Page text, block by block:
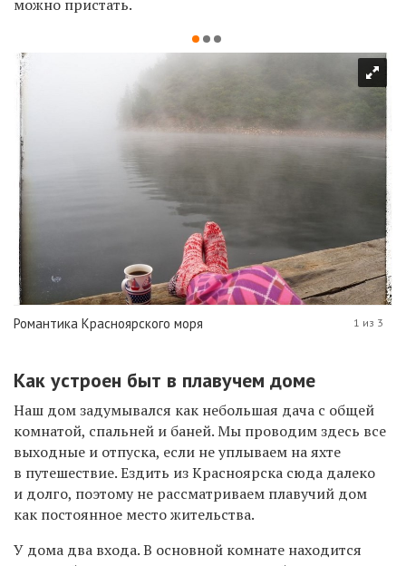
можно пристать.
Романтика Красноярского моря 1 из 3
Как устроен быт в плавучем доме
Наш дом задумывался как небольшая дача с общей
комнатой, спальней и баней. Мы проводим здесь все
выходные и отпуска, если не уплываем на яхте
в путешествие. Ездить из Красноярска сюда далеко
и долго, поэтому не рассматриваем плавучий дом
как постоянное место жительства.
У дома два входа. В основной комнате находится